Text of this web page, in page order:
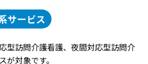
サービス
型訪問介護看護、夜間対応型訪問介
が対象です。